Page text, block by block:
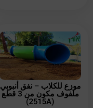
موزع للكلاب – نفق أنبوبي
ملفوف مكون من 3 قطع
(2515A)